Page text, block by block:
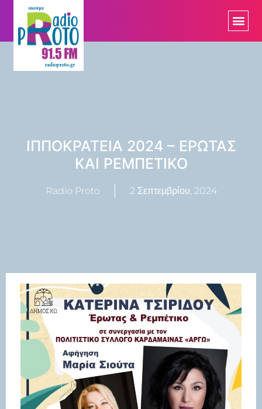
ΙΠΠΟΚΡΑΤΕΙΑ 2024 – ΕΡΩΤΑΣ
ΚΑΙ ΡΕΜΠΕΤΙΚΟ
Radio Proto 2 Σεπτεμβρίου, 2024